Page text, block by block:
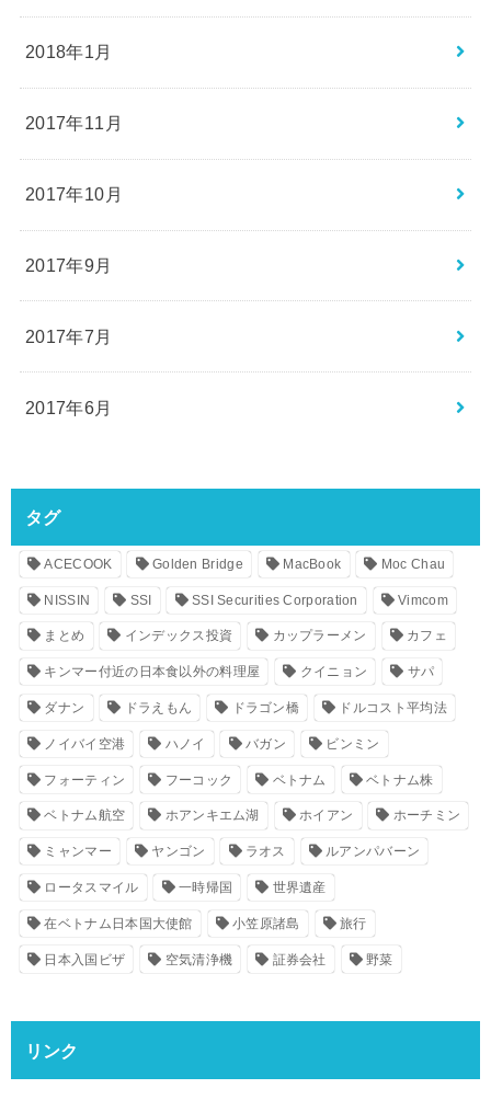
2018年1月
2017年11月
2017年10月
2017年9月
2017年7月
2017年6月
タグ
ACECOOK Golden Bridge MacBook Moc Chau
NISSIN SSI SSI Securities Corporation Vimcom
まとめ インデックス投資 カップラーメン カフェ
キンマー付近の日本食以外の料理屋 クイニョン サパ
ダナン ドラえもん ドラゴン橋 ドルコスト平均法
ノイバイ空港 ハノイ バガン ビンミン
フォーティン フーコック ベトナム ベトナム株
ベトナム航空 ホアンキエム湖 ホイアン ホーチミン
ミャンマー ヤンゴン ラオス ルアンパバーン
ロータスマイル 一時帰国 世界遺産
在ベトナム日本国大使館 小笠原諸島 旅行
日本入国ビザ 空気清浄機 証券会社 野菜
リンク